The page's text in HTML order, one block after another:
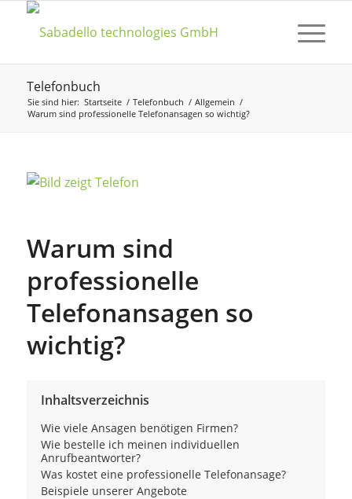
Telefonbuch
Sie sind hier: Startseite / Telefonbuch / Allgemein /
Warum sind professionelle Telefonansagen so wichtig?
Warum sind
professionelle
Telefonansagen so
wichtig?
Inhaltsverzeichnis
Wie viele Ansagen benötigen Firmen?
Wie bestelle ich meinen individuellen
Anrufbeantworter?
Was kostet eine professionelle Telefonansage?
Beispiele unserer Angebote